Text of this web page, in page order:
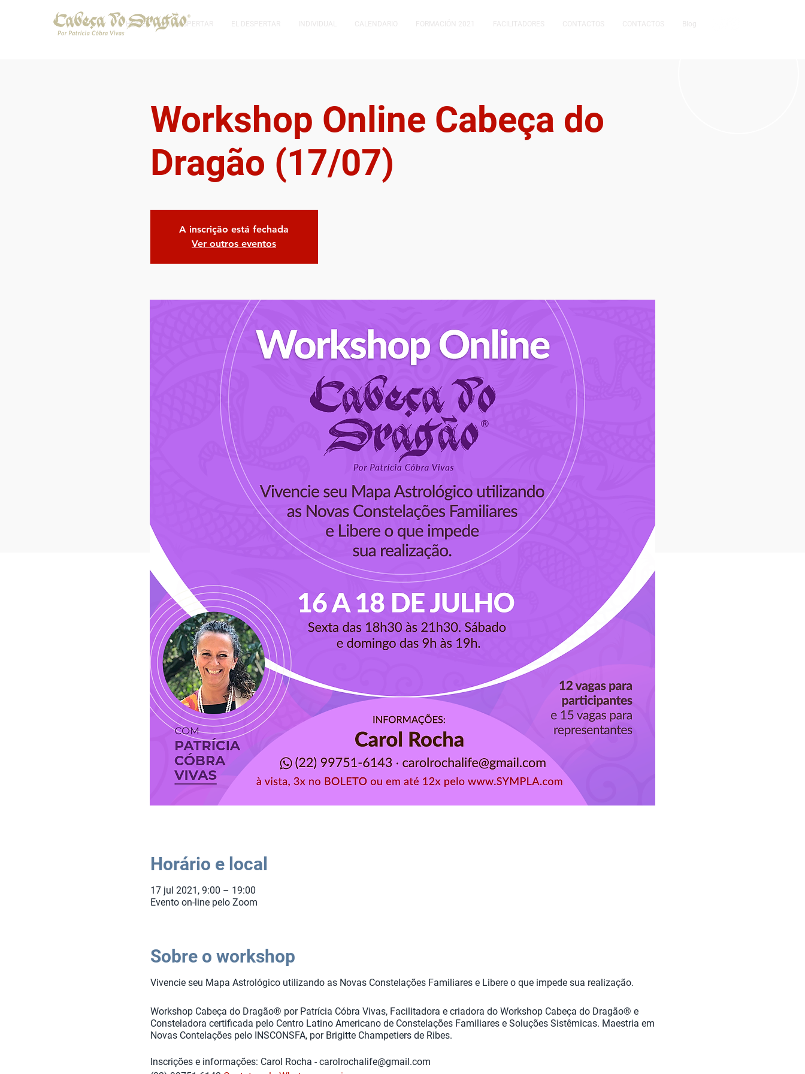
HOME EL DESPERTAR EL DESPERTAR INDIVIDUAL CALENDARIO FORMACIÓN 2021 FACILITADORES CONTACTOS CONTACTOS Blog
Workshop Online Cabeça do
Dragão (17/07)
A inscrição está fechada
Ver outros eventos
Horário e local
17 jul 2021, 9:00 – 19:00
Evento on-line pelo Zoom
Sobre o workshop
Vivencie seu Mapa Astrológico utilizando as Novas Constelações Familiares e Libere o que impede sua realização.
Workshop Cabeça do Dragão® por Patrícia Cóbra Vivas, Facilitadora e criadora do Workshop Cabeça do Dragão® e
Consteladora certificada pelo Centro Latino Americano de Constelações Familiares e Soluções Sistêmicas. Maestria em
Novas Contelações pelo INSCONSFA, por Brigitte Champetiers de Ribes.
Inscrições e informações: Carol Rocha - carolrochalife@gmail.com